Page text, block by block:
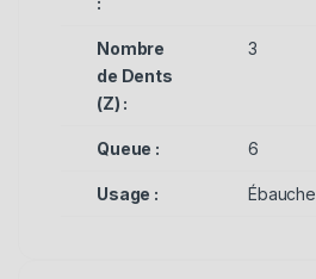
Nombre
de Dents
(Z) :
3
Queue : 6
Usage : Ébauche